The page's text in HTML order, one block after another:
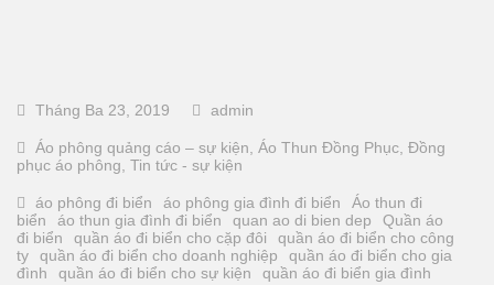
Tháng Ba 23, 2019 admin
Áo phông quảng cáo – sự kiện Áo Thun Đồng Phục Đồng
phục áo phông Tin tức - sự kiện
áo phông đi biển áo phông gia đình đi biển
Áo thun đi
biển
áo thun gia đình đi biển quan ao di bien dep
Quần áo
đi biển
quần áo đi biển cho cặp đôi
quần áo đi biển cho công
ty
quần áo đi biển cho doanh nghiệp
quần áo đi biển cho gia
đình
quần áo đi biển cho sự kiện quần áo đi biển gia đình